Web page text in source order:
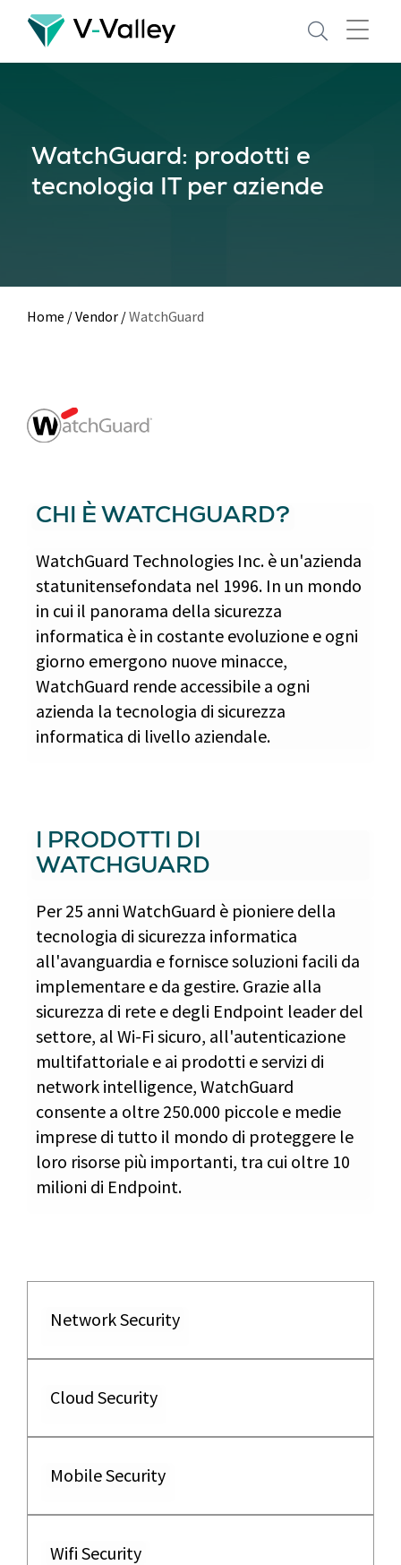
Skip
main
WatchGuard: prodotti e
tecnologia IT per aziende
Home /Vendor /WatchGuard
CHI È WATCHGUARD?
WatchGuard Technologies Inc. è un'azienda
statunitensefondata nel 1996. In un mondo
in cui il panorama della sicurezza
informatica è in costante evoluzione e ogni
giorno emergono nuove minacce,
WatchGuard rende accessibile a ogni
azienda la tecnologia di sicurezza
informatica di livello aziendale.
I PRODOTTI DI
WATCHGUARD
Per 25 anni WatchGuard è pioniere della
tecnologia di sicurezza informatica
all'avanguardia e fornisce soluzioni facili da
implementare e da gestire. Grazie alla
sicurezza di rete e degli Endpoint leader del
settore, al Wi-Fi sicuro, all'autenticazione
multifattoriale e ai prodotti e servizi di
network intelligence, WatchGuard
consente a oltre 250.000 piccole e medie
imprese di tutto il mondo di proteggere le
loro risorse più importanti, tra cui oltre 10
milioni di Endpoint.
Network Security
Cloud Security
Mobile Security
Wifi Security